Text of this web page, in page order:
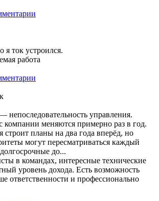
я ток устроился.
работа
непоследовательность управления.
компании меняются примерно раз в год.
планы на два года вперёд, но
могут пересматриваться каждый
до...
в командах, интересные технические
уровень дохода. Есть возможность
ответственности и профессионально